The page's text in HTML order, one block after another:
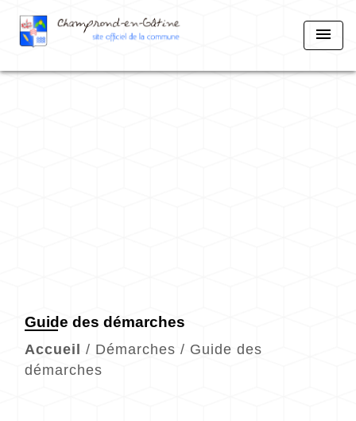
menu
Guide des démarches
Accueil / Démarches / Guide des
démarches